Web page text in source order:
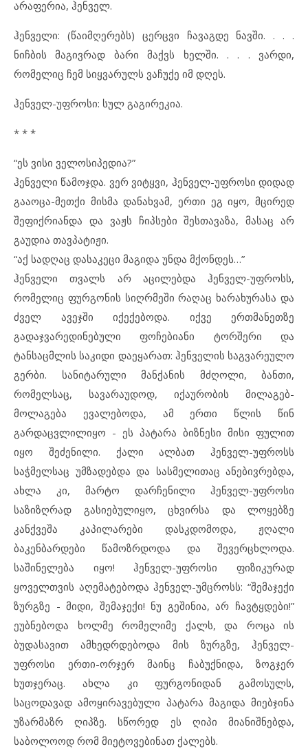
არაფერია, ჰენველ.
ჰენველი: (წაიმღერებს) ცერცვი ჩავაგდე ნავში. . . .
ნიჩბის მაგივრად ბარი მაქვს ხელში. . . . ვარდი,
რომელიც ჩემ სიყვარულს ვაჩუქე იმ დღეს.
ჰენველ-უფროსი: სულ გაგირეკია.
* * *
“ეს ვისი ველოსიპედია?”
ჰენველი წამოჯდა. ვერ ვიტყვი, ჰენველ-უფროსი დიდად
გააოცა-მეთქი მისმა დანახვამ, ერთი ეგ იყო, მცირედ
შეფიქრიანდა და ვაჟს ჩიპსები შესთავაზა, მასაც არ
გაუდია თავპატიჟი.
“აქ სადღაც დასაკეცი მაგიდა უნდა მქონდეს…”
ჰენველი თვალს არ აცილებდა ჰენველ-უფროსს,
რომელიც ფურგონის სიღრმეში რაღაც ხარახურასა და
ძველ ავეჯში იქექებოდა. იქვე ერთმანეთზე
გადაჯვარედინებული ფოჩებიანი ტორშერი და
ტანსაცმლის საკიდი დაეყარათ: ჰენველის საგვარეულო
გერბი. სანიტარული მანქანის მძღოლი, ბანთი,
რომელსაც, სავარაუდოდ, იქაურობის მილაგებ-
მოლაგება ევალებოდა, ამ ერთი წლის წინ
გარდაცვლილიყო ­- ეს პატარა ბიზნესი მისი ფულით
იყო შეძენილი. ქალი ალბათ ჰენველ-უფროსს
საჭმელსაც უმზადებდა და სასმელითაც ანებივრებდა,
ახლა კი, მარტო დარჩენილი ჰენველ-უფროსი
საზიზღრად გასიებულიყო, ცხვირსა და ლოყებზე
კანქვეშა კაპილარები დასკდომოდა, ჟღალი
ბაკენბარდები წამოზრდოდა და შევერცხლოდა.
საშინელება იყო! ჰენველ-უფროსი ფიზიკურად
ყოველთვის აღემატებოდა ჰენველ-უმცროსს: “შემაჯექი
ზურგზე ­- მიდი, შემაჯექი! ნუ გეშინია, არ ჩავტყდები!”
ეუბნებოდა ხოლმე რომელიმე ქალს, და როცა ის
ბუდასავით ამხედრდებოდა მის ზურგზე, ჰენველ-
უფროსი ერთი-ორჯერ მაინც ჩაბუქნიდა, ზოგჯერ
ხუთჯერაც. ახლა კი ფურგონიდან გამოსულს,
საცოდავად ამოყირავებული პატარა მაგიდა მიებჯინა
უზარმაზრ ღიპზე. სწორედ ეს ღიპი მიანიშნებდა,
საბოლოოდ რომ მიეტოვებინათ ქალებს.